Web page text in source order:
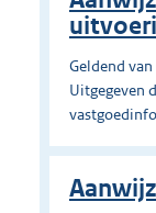
Geldend
Uitgegeven